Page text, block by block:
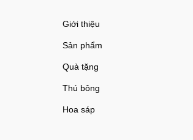
Giới thiệu
Sản phẩm
Quà tặng
Thú bông
Hoa sáp